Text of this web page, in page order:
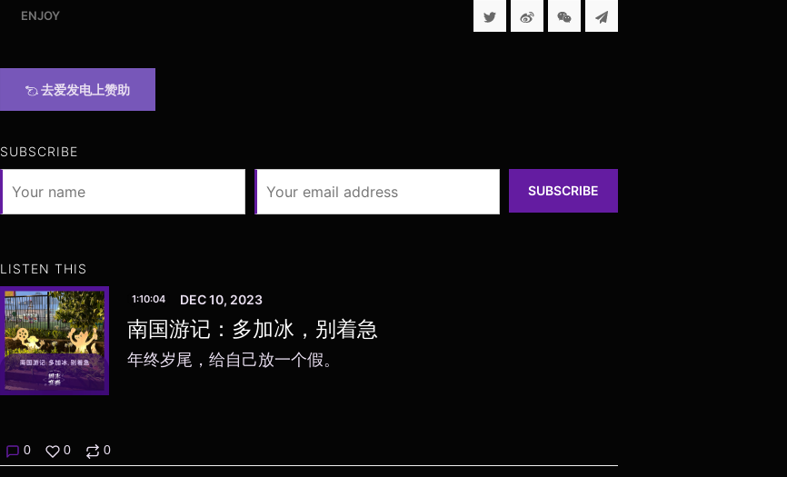
ENJOY
去爱发电上赞助
SUBSCRIBE
SUBSCRIBE
LISTEN THIS
1:10:04 DEC 10, 2023
南国游记：多加冰，别着急
年终岁尾，给自己放一个假。